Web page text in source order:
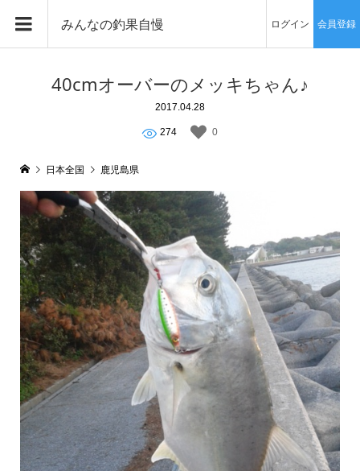
みんなの釣果自慢 ログイン 会員登録
40cmオーバーのメッキちゃん♪
2017.04.28
274 0
日本全国 鹿児島県